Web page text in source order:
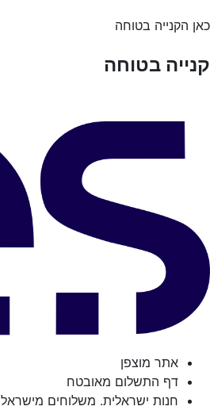
כאן הקנייה בטוחה
קנייה בטוחה
אתר מוצפן
דף התשלום מאובטח
חנות ישראלית. משלוחים מישראל